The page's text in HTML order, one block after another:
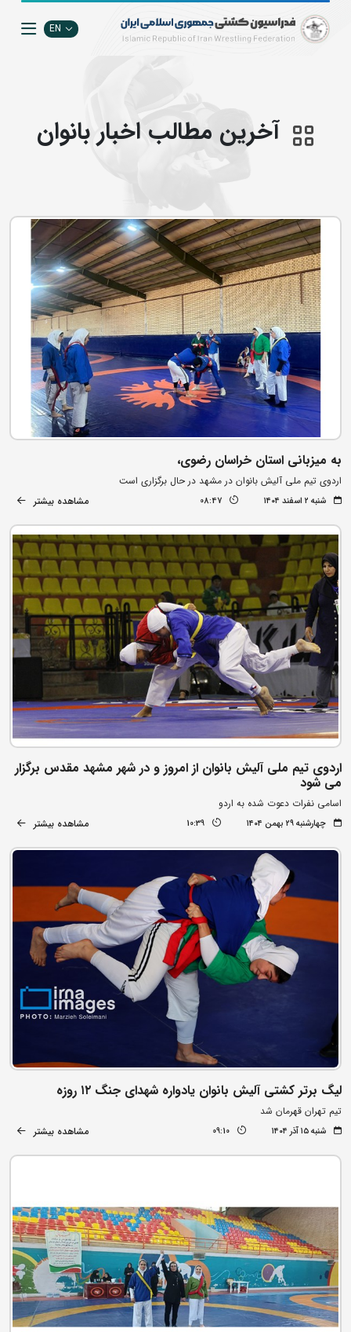
EN
آخرین مطالب اخبار بانوان
به میزبانی استان خراسان رضوی،
اردوی تیم ملی آلیش بانوان در مشهد در حال برگزاری است
شنبه ۲ اسفند ۱۴۰۴ 08:47 مشاهده بیشتر
اردوی تیم ملی آلیش بانوان از امروز و در شهر مشهد مقدس برگزار
می شود
اسامی نفرات دعوت شده به اردو
چهارشنبه ۲۹ بهمن ۱۴۰۴ 10:39 مشاهده بیشتر
لیگ برتر کشتی آلیش بانوان یادواره شهدای جنگ ۱۲ روزه
تیم تهران قهرمان شد
شنبه ۱۵ آذر ۱۴۰۴ 09:10 مشاهده بیشتر